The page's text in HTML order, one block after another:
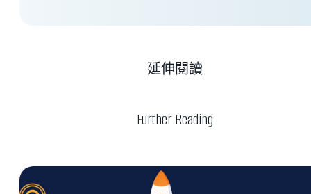
Further Reading
延伸閱讀